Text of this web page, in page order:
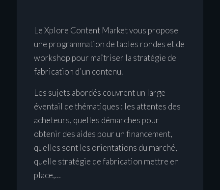
Le Xplore Content Market vous propose
une programmation de tables rondes et de
workshop pour maîtriser la stratégie de
fabrication d’un contenu.
Les sujets abordés couvrent un large
éventail de thématiques : les attentes des
acheteurs, quelles démarches pour
obtenir des aides pour un financement,
quelles sont les orientations du marché,
quelle stratégie de fabrication mettre en
place,…